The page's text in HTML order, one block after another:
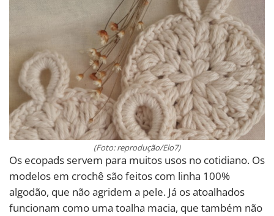
(Foto: reprodução/Elo7)
Os ecopads servem para muitos usos no cotidiano. Os
modelos em crochê são feitos com linha 100%
algodão, que não agridem a pele. Já os atoalhados
funcionam como uma toalha macia, que também não